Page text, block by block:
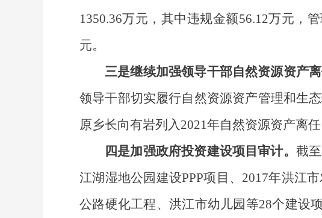
1350.36万元，其中违规金额56.12万元，
元。
三是继续加强领导干部自然资源资产
领导干部切实履行自然资源资产管理和生
原乡长向有岩列入2021年自然资源资产离
四是加强政府投资建设项目审计。 截
江湖湿地公园建设PPP项目 、 2017年洪江
公路硬化工程、洪江市幼儿园等28个建设